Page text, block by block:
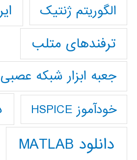
الگوریتم ژنتیک
ترفندهای متلب
جعبه ابزار شبکه عصبی
خودآموز HSPICE
دانلود MATLAB